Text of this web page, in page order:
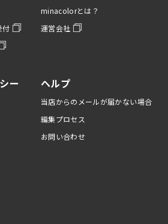
付
minacolorとは？
運営会社
ー
ヘルプ
当店からのメールが届かない場合
編集プロセス
お問い合わせ